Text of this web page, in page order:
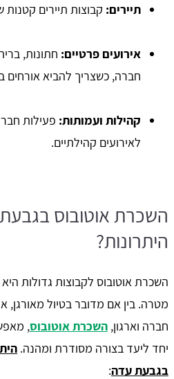
תיירים: קבוצות תיירים
אירועים פרטיים: חתונות,
חברה, כשצריך להביא אורחים
קהילות ועמותות: פעילות
לאירועים קהילתיים.
השכרת אוטובוס
היתרונות?
השכרת אוטובוס לקבוצות גדולות היא
מטרה. בין אם מדובר בטיול מאורגן,
חברה וארגון, השכרת אוטובוס,
יחד ליעד בצורה מסודרת ומהנה.
בגבעת עדה: